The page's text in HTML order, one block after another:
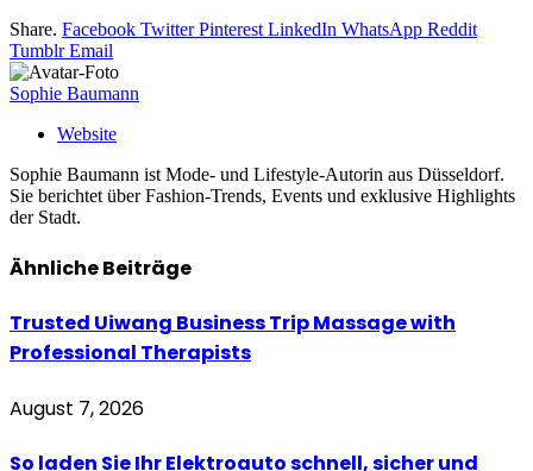
Share. Facebook Twitter Pinterest LinkedIn WhatsApp Reddit
Tumblr Email
Sophie Baumann
Website
Sophie Baumann ist Mode- und Lifestyle-Autorin aus Düsseldorf.
Sie berichtet über Fashion-Trends, Events und exklusive Highlights
der Stadt.
ÄhnlicheBeiträge
Trusted Uiwang Business Trip Massage with
Professional Therapists
August 7, 2026
So laden Sie Ihr Elektroauto schnell, sicher und